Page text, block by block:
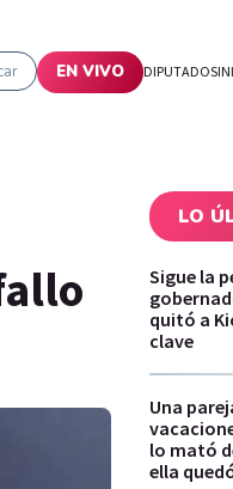
EN VIVO DIPUTADOS
LO
Sigue la
quitó a
clave
Una
lo mató
ella